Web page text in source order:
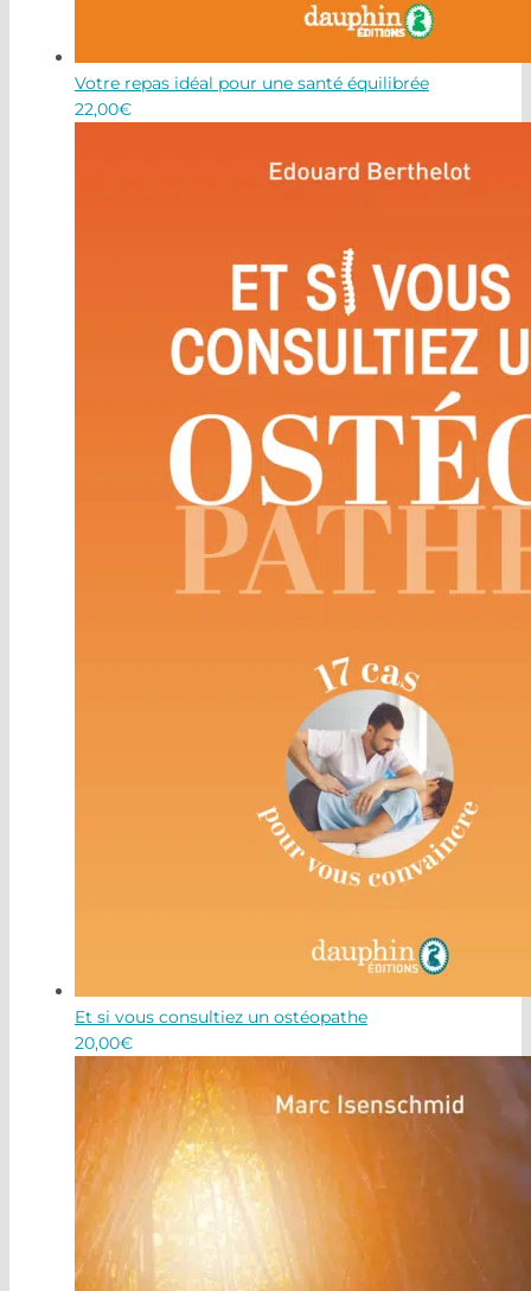
Votre repas idéal pour une santé équilibrée
22,00€
Et si vous consultiez un ostéopathe
20,00€